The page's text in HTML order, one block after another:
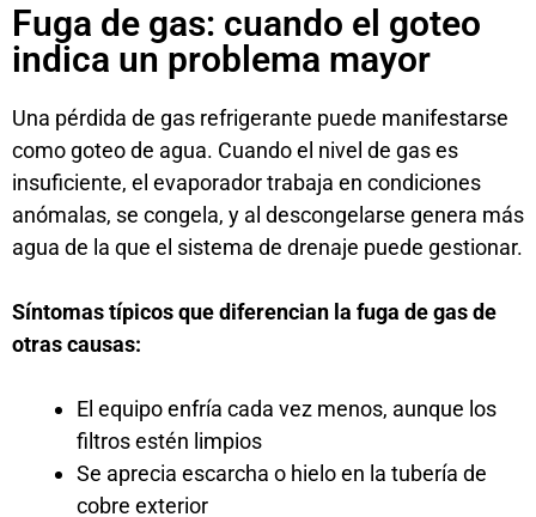
Fuga de gas: cuando el goteo
indica un problema mayor
Una pérdida de gas refrigerante puede manifestarse
como goteo de agua. Cuando el nivel de gas es
insuficiente, el evaporador trabaja en condiciones
anómalas, se congela, y al descongelarse genera más
agua de la que el sistema de drenaje puede gestionar.
Síntomas típicos que diferencian la fuga de gas de
otras causas:
El equipo enfría cada vez menos, aunque los
filtros estén limpios
Se aprecia escarcha o hielo en la tubería de
cobre exterior